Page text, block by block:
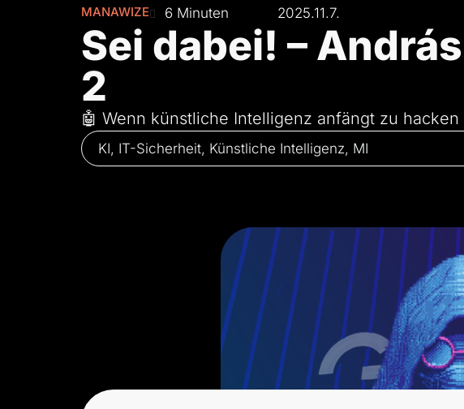
MANAWIZE 6 Minuten 2025.11.7.
Sei dabei! –
2
🤖 Wenn künstliche Intelligenz anfängt zu hacken
KI, IT-Sicherheit, Künstliche Intelligenz, MI